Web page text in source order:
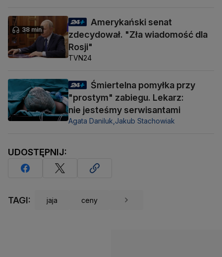
38 min
Amerykański senat
zdecydował. "Zła wiadomość dla
Rosji"
TVN24
Śmiertelna pomyłka przy
"prostym" zabiegu. Lekarz:
nie jesteśmy serwisantami
Agata Daniluk, Jakub Stachowiak
UDOSTĘPNIJ:
TAGI: jaja ceny